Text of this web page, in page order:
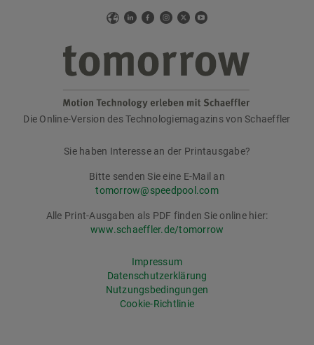
WebLinkedIn
Facebook
Instagram
X YouTube
tomorrow
Die Online-Version des Technologiemagazins von Schaeffler
Sie haben Interesse an der Printausgabe?
Bitte senden Sie eine E-Mail an
tomorrow@speedpool.com
Alle Print-Ausgaben als PDF finden Sie online hier:
www.schaeffler.de/tomorrow
Impressum
Datenschutzerklärung
Nutzungsbedingungen
Cookie-Richtlinie